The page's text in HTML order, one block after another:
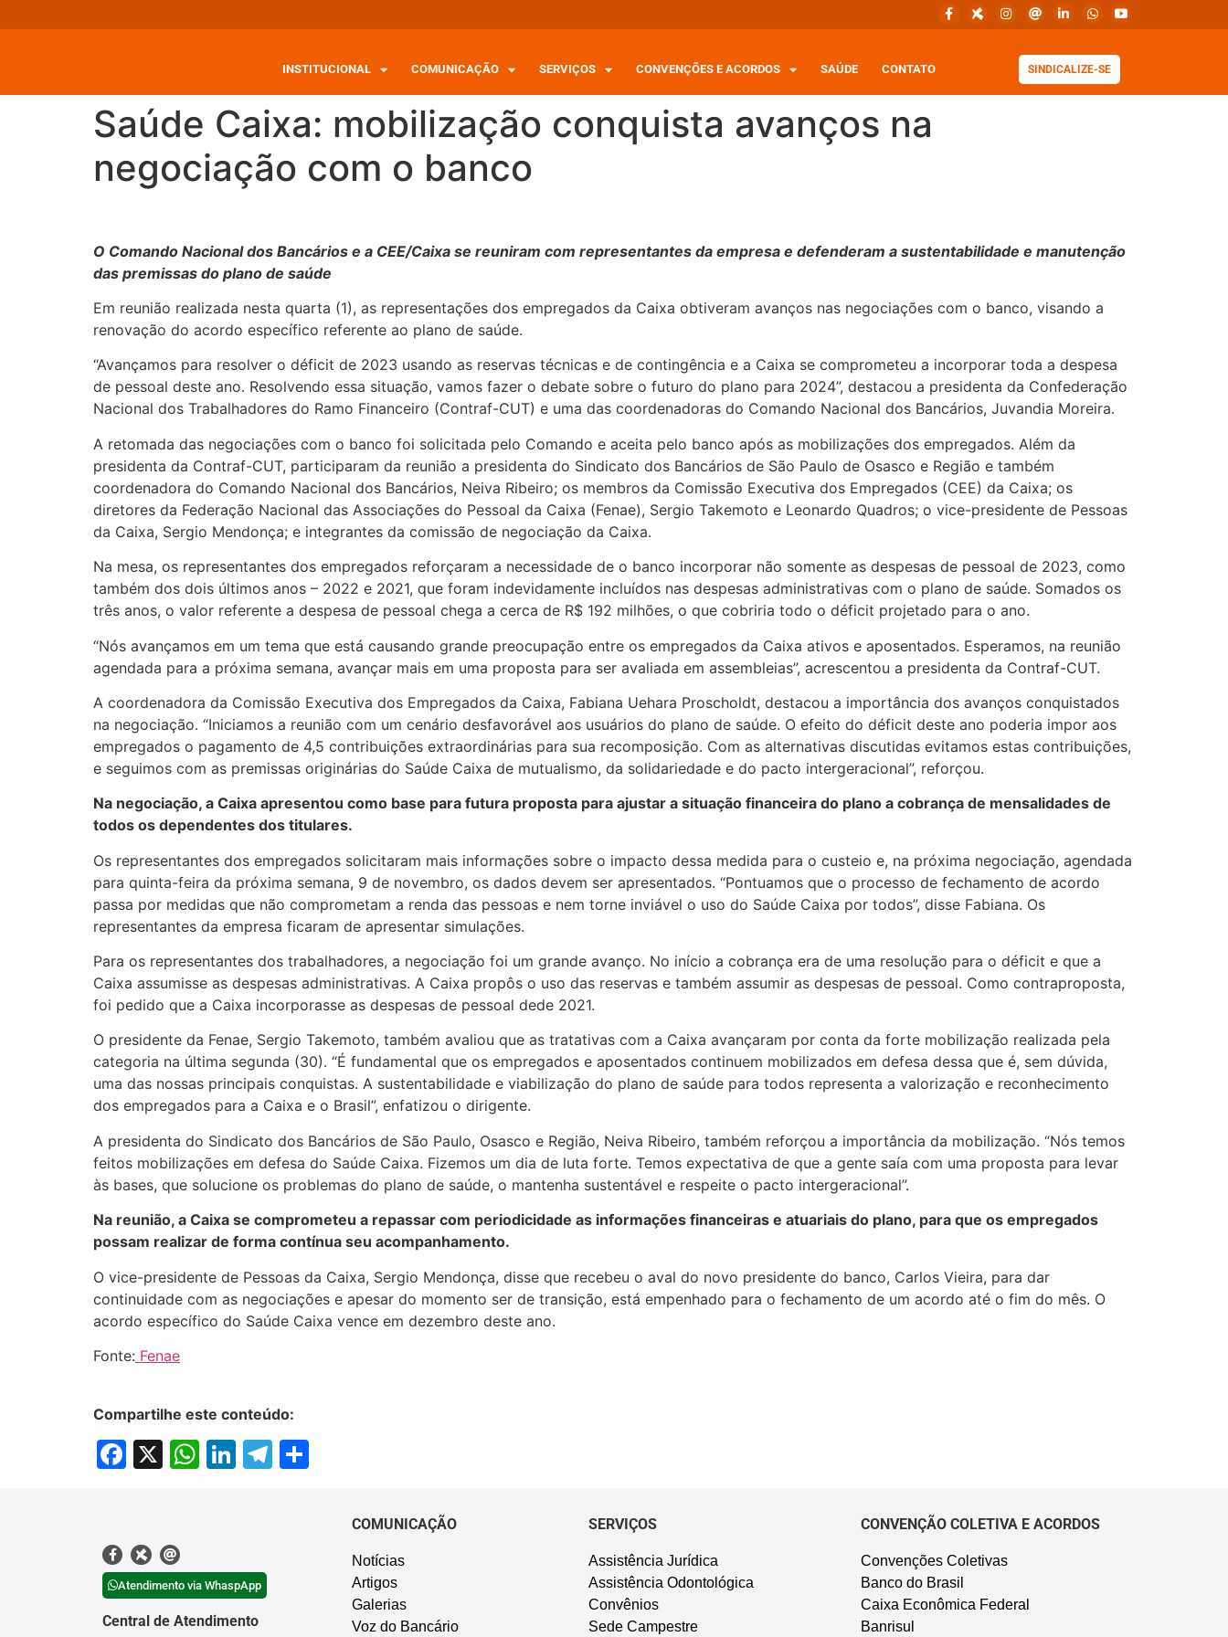
INSTITUCIONAL COMUNICAÇÃO SERVIÇOS CONVENÇÕES E ACORDOS SAÚDE CONTATO SINDICALIZE-SE
Saúde Caixa: mobilização conquista avanços na
negociação com o banco
O Comando Nacional dos Bancários e a CEE/Caixa se reuniram com representantes da empresa e defenderam a sustentabilidade e manutenção
das premissas do plano de saúde
Em reunião realizada nesta quarta (1), as representações dos empregados da Caixa obtiveram avanços nas negociações com o banco, visando a
renovação do acordo específico referente ao plano de saúde.
“Avançamos para resolver o déficit de 2023 usando as reservas técnicas e de contingência e a Caixa se comprometeu a incorporar toda a despesa
de pessoal deste ano. Resolvendo essa situação, vamos fazer o debate sobre o futuro do plano para 2024”, destacou a presidenta da Confederação
Nacional dos Trabalhadores do Ramo Financeiro (Contraf-CUT) e uma das coordenadoras do Comando Nacional dos Bancários, Juvandia Moreira.
A retomada das negociações com o banco foi solicitada pelo Comando e aceita pelo banco após as mobilizações dos empregados. Além da
presidenta da Contraf-CUT, participaram da reunião a presidenta do Sindicato dos Bancários de São Paulo de Osasco e Região e também
coordenadora do Comando Nacional dos Bancários, Neiva Ribeiro; os membros da Comissão Executiva dos Empregados (CEE) da Caixa; os
diretores da Federação Nacional das Associações do Pessoal da Caixa (Fenae), Sergio Takemoto e Leonardo Quadros; o vice-presidente de Pessoas
da Caixa, Sergio Mendonça; e integrantes da comissão de negociação da Caixa.
Na mesa, os representantes dos empregados reforçaram a necessidade de o banco incorporar não somente as despesas de pessoal de 2023, como
também dos dois últimos anos – 2022 e 2021, que foram indevidamente incluídos nas despesas administrativas com o plano de saúde. Somados os
três anos, o valor referente a despesa de pessoal chega a cerca de R$ 192 milhões, o que cobriria todo o déficit projetado para o ano.
“Nós avançamos em um tema que está causando grande preocupação entre os empregados da Caixa ativos e aposentados. Esperamos, na reunião
agendada para a próxima semana, avançar mais em uma proposta para ser avaliada em assembleias”, acrescentou a presidenta da Contraf-CUT.
A coordenadora da Comissão Executiva dos Empregados da Caixa, Fabiana Uehara Proscholdt, destacou a importância dos avanços conquistados
na negociação. “Iniciamos a reunião com um cenário desfavorável aos usuários do plano de saúde. O efeito do déficit deste ano poderia impor aos
empregados o pagamento de 4,5 contribuições extraordinárias para sua recomposição. Com as alternativas discutidas evitamos estas contribuições,
e seguimos com as premissas originárias do Saúde Caixa de mutualismo, da solidariedade e do pacto intergeracional”, reforçou.
Na negociação, a Caixa apresentou como base para futura proposta para ajustar a situação financeira do plano a cobrança de mensalidades de
todos os dependentes dos titulares.
Os representantes dos empregados solicitaram mais informações sobre o impacto dessa medida para o custeio e, na próxima negociação, agendada
para quinta-feira da próxima semana, 9 de novembro, os dados devem ser apresentados. “Pontuamos que o processo de fechamento de acordo
passa por medidas que não comprometam a renda das pessoas e nem torne inviável o uso do Saúde Caixa por todos”, disse Fabiana. Os
representantes da empresa ficaram de apresentar simulações.
Para os representantes dos trabalhadores, a negociação foi um grande avanço. No início a cobrança era de uma resolução para o déficit e que a
Caixa assumisse as despesas administrativas. A Caixa propôs o uso das reservas e também assumir as despesas de pessoal. Como contraproposta,
foi pedido que a Caixa incorporasse as despesas de pessoal dede 2021.
O presidente da Fenae, Sergio Takemoto, também avaliou que as tratativas com a Caixa avançaram por conta da forte mobilização realizada pela
categoria na última segunda (30). “É fundamental que os empregados e aposentados continuem mobilizados em defesa dessa que é, sem dúvida,
uma das nossas principais conquistas. A sustentabilidade e viabilização do plano de saúde para todos representa a valorização e reconhecimento
dos empregados para a Caixa e o Brasil”, enfatizou o dirigente.
A presidenta do Sindicato dos Bancários de São Paulo, Osasco e Região, Neiva Ribeiro, também reforçou a importância da mobilização. “Nós temos
feitos mobilizações em defesa do Saúde Caixa. Fizemos um dia de luta forte. Temos expectativa de que a gente saía com uma proposta para levar
às bases, que solucione os problemas do plano de saúde, o mantenha sustentável e respeite o pacto intergeracional”.
Na reunião, a Caixa se comprometeu a repassar com periodicidade as informações financeiras e atuariais do plano, para que os empregados
possam realizar de forma contínua seu acompanhamento.
O vice-presidente de Pessoas da Caixa, Sergio Mendonça, disse que recebeu o aval do novo presidente do banco, Carlos Vieira, para dar
continuidade com as negociações e apesar do momento ser de transição, está empenhado para o fechamento de um acordo até o fim do mês. O
acordo específico do Saúde Caixa vence em dezembro deste ano.
Fonte: Fenae
Compartilhe este conteúdo:
Facebook
X WhatsApp
LinkedIn
Telegram
Atendimento via WhaspApp
Central de Atendimento
COMUNICAÇÃO
Notícias
Artigos
Galerias
Voz do Bancário
SERVIÇOS
Assistência Jurídica
Assistência Odontológica
Convênios
Sede Campestre
CONVENÇÃO COLETIVA E ACORDOS
Convenções Coletivas
Banco do Brasil
Caixa Econômica Federal
Banrisul